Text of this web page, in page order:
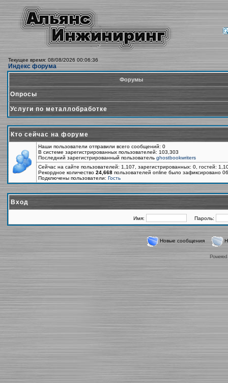
Текущее время: 08/08/2026 00:06:36
Индекс форума
Форумы
Опросы
Услуги по металлобработке
Кто сейчас на форуме
Наши пользователи отправили всего сообщений: 0
В системе зарегистрированных пользователей: 103,303
Последний зарегистрированный пользователь ghostbookwriters
Сейчас на сайте пользователей: 1,107, зарегистрированных: 0, гостей:
Рекордное количество 24,668 пользователей online было зафиксировано
Подключены пользователи: Гость
Вход
Имя: Пароль:
Новые сообщения